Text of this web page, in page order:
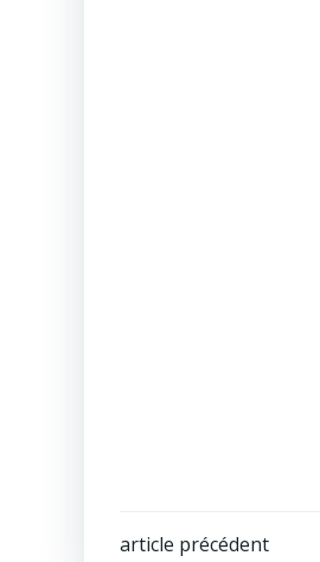
article précédent